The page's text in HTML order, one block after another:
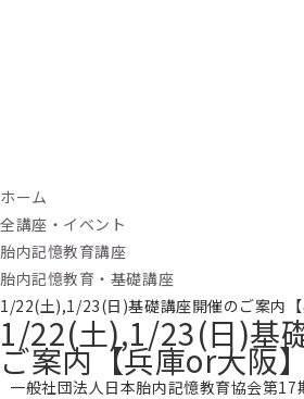
ホーム
全講座・イベント
胎内記憶教育講座
胎内記憶教育・基礎講座
1/22(土),1/23(日)基礎講座開催のご案内【
1/22(土),1/23(日)基
ご案内【兵庫or大阪
一般社団法人日本胎内記憶教育協会第